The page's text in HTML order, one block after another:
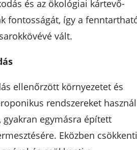
és az ökológiai kártevő-
fontosságát, így a
vált.
ellenőrzött környezetet és
rendszereket
gyakran egymásra épített
Eközben